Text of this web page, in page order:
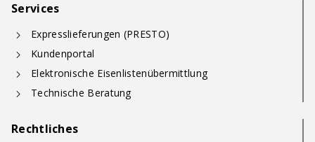
Services
Expresslieferungen (PRESTO)
Kundenportal
Elektronische Eisenlistenübermittlung
Technische Beratung
Rechtliches